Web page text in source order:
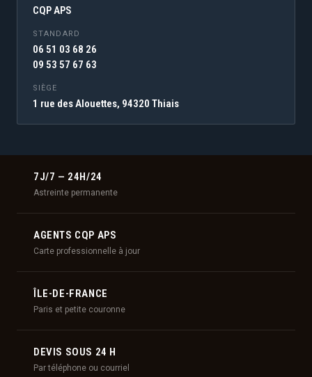
CQP APS
STANDARD
06 51 03 68 26
09 53 57 67 63
SIÈGE
1 rue des Alouettes, 94320 Thiais
7J/7 — 24H/24
Astreinte permanente
AGENTS CQP APS
Carte professionnelle à jour
ÎLE-DE-FRANCE
Paris et petite couronne
DEVIS SOUS 24 H
Par téléphone ou courriel